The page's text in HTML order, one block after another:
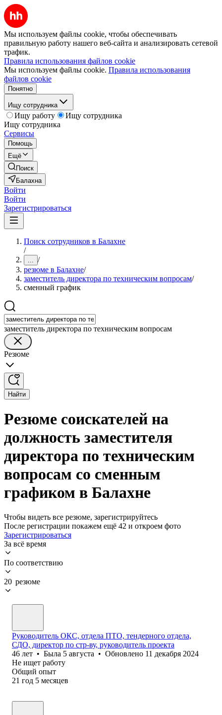
Мы используем файлы cookie, чтобы обеспечивать
правильную работу нашего веб-сайта и анализировать сетевой
трафик.
Правила использования файлов cookie
Мы используем файлы cookie. Правила использования
файлов cookie
Понятно
Ищу сотрудника
Ищу работу
Ищу сотрудника
Ищу сотрудника
Сервисы
Помощь
Ещё
Поиск
Балахна
Войти
Войти
Зарегистрироваться
Поиск сотрудников в Балахне
/
... /
резюме в Балахне/
заместитель директора по техническим вопросам/
сменный график
заместитель директора по техническим вопросам
Резюме
Найти
Резюме соискателей на
должность заместителя
директора по техническим
вопросам со сменным
графиком в Балахне
Чтобы видеть все резюме, зарегистрируйтесь
После регистрации покажем ещё 42 и откроем фото
Зарегистрироваться
За всё время
По соответствию
20 резюме
Руководитель ОКС, отдела ПТО, тендерного отдела,
СДО, директор по стр-ву, руководитель проекта
46 лет • Была 5 августа • Обновлено 11 декабря 2024
Не ищет работу
Общий опыт
21 год 5 месяцев